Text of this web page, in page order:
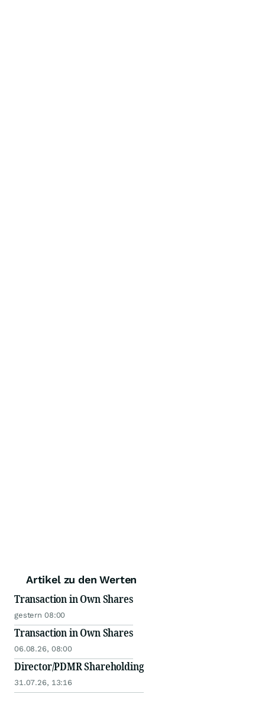
Artikel zu den Werten
Transaction in Own Shares
gestern 08:00
Transaction in Own Shares
06.08.26, 08:00
Director/PDMR Shareholding
31.07.26, 13:16